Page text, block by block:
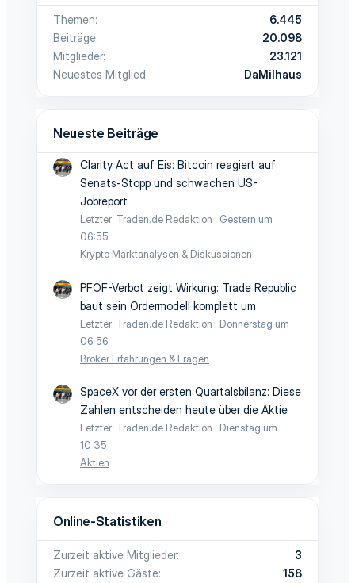
Themen
6.445
Beiträge
20.098
Mitglieder
23.121
Neuestes Mitglied
DaMilhaus
Neueste Beiträge
Clarity Act auf Eis: Bitcoin reagiert auf
Senats-Stopp und schwachen US-
Jobreport
Letzter: Traden.de Redaktion
Gestern um
06:55
Krypto Marktanalysen & Diskussionen
PFOF-Verbot zeigt Wirkung: Trade Republic
baut sein Ordermodell komplett um
Letzter: Traden.de Redaktion
Donnerstag um
06:56
Broker Erfahrungen & Fragen
SpaceX vor der ersten Quartalsbilanz: Diese
Zahlen entscheiden heute über die Aktie
Letzter: Traden.de Redaktion
Dienstag um
10:35
Aktien
Online-Statistiken
Zurzeit aktive Mitglieder
3
Zurzeit aktive Gäste
158